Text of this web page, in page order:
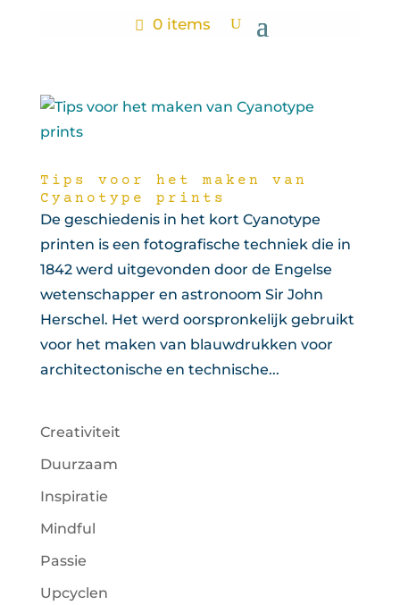
0 items
Tips voor het maken van
Cyanotype prints
De geschiedenis in het kort Cyanotype
printen is een fotografische techniek die in
1842 werd uitgevonden door de Engelse
wetenschapper en astronoom Sir John
Herschel. Het werd oorspronkelijk gebruikt
voor het maken van blauwdrukken voor
architectonische en technische...
Creativiteit
Duurzaam
Inspiratie
Mindful
Passie
Upcyclen